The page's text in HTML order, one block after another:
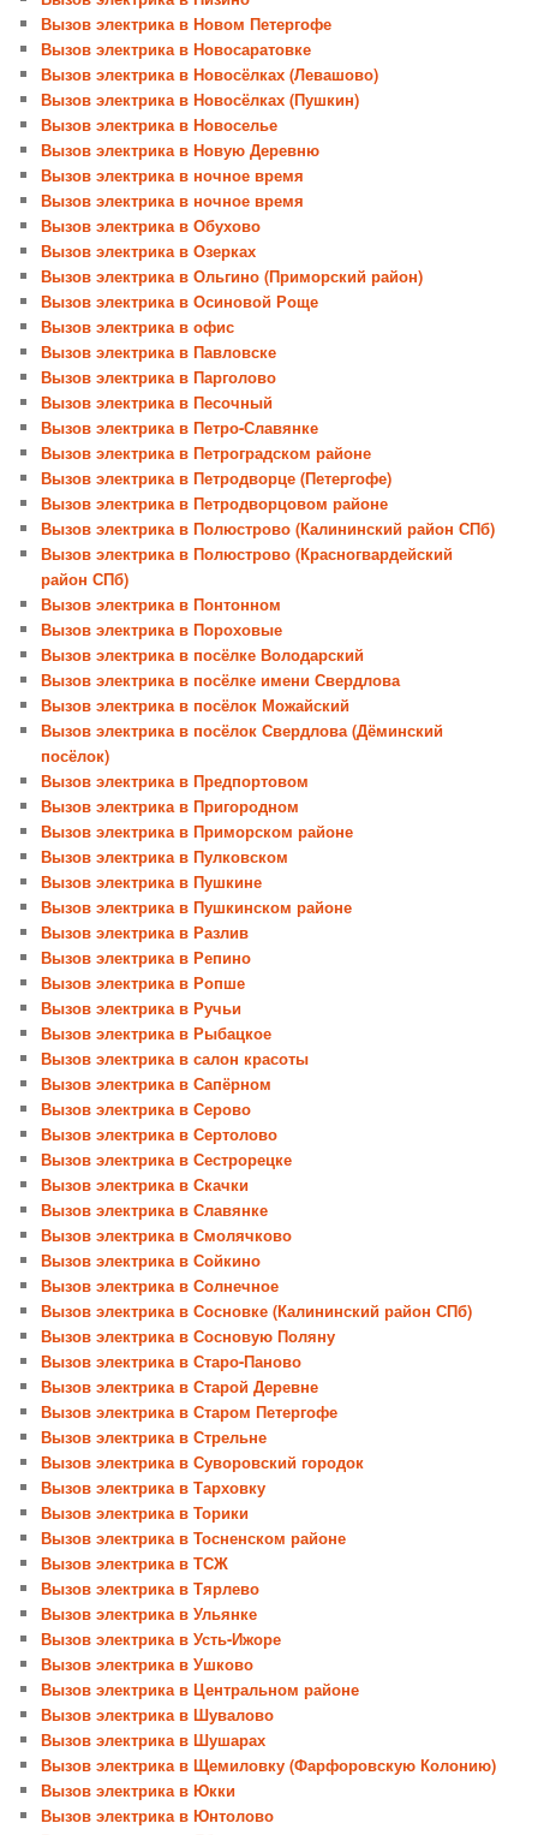
Вызов электрика в Новом Петергофе
Вызов электрика в Новосаратовке
Вызов электрика в Новосёлках (Левашово)
Вызов электрика в Новосёлках (Пушкин)
Вызов электрика в Новоселье
Вызов электрика в Новую Деревню
Вызов электрика в ночное время
Вызов электрика в ночное время
Вызов электрика в Обухово
Вызов электрика в Озерках
Вызов электрика в Ольгино (Приморский район)
Вызов электрика в Осиновой Роще
Вызов электрика в офис
Вызов электрика в Павловске
Вызов электрика в Парголово
Вызов электрика в Песочный
Вызов электрика в Петро-Славянке
Вызов электрика в Петроградском районе
Вызов электрика в Петродворце (Петергофе)
Вызов электрика в Петродворцовом районе
Вызов электрика в Полюстрово (Калининский район СПб)
Вызов электрика в Полюстрово (Красногвардейский
район СПб)
Вызов электрика в Понтонном
Вызов электрика в Пороховые
Вызов электрика в посёлке Володарский
Вызов электрика в посёлке имени Свердлова
Вызов электрика в посёлок Можайский
Вызов электрика в посёлок Свердлова (Дёминский
посёлок)
Вызов электрика в Предпортовом
Вызов электрика в Пригородном
Вызов электрика в Приморском районе
Вызов электрика в Пулковском
Вызов электрика в Пушкине
Вызов электрика в Пушкинском районе
Вызов электрика в Разлив
Вызов электрика в Репино
Вызов электрика в Ропше
Вызов электрика в Ручьи
Вызов электрика в Рыбацкое
Вызов электрика в салон красоты
Вызов электрика в Сапёрном
Вызов электрика в Серово
Вызов электрика в Сертолово
Вызов электрика в Сестрорецке
Вызов электрика в Скачки
Вызов электрика в Славянке
Вызов электрика в Смолячково
Вызов электрика в Сойкино
Вызов электрика в Солнечное
Вызов электрика в Сосновке (Калининский район СПб)
Вызов электрика в Сосновую Поляну
Вызов электрика в Старо-Паново
Вызов электрика в Старой Деревне
Вызов электрика в Старом Петергофе
Вызов электрика в Стрельне
Вызов электрика в Суворовский городок
Вызов электрика в Тарховку
Вызов электрика в Торики
Вызов электрика в Тосненском районе
Вызов электрика в ТСЖ
Вызов электрика в Тярлево
Вызов электрика в Ульянке
Вызов электрика в Усть-Ижоре
Вызов электрика в Ушково
Вызов электрика в Центральном районе
Вызов электрика в Шувалово
Вызов электрика в Шушарах
Вызов электрика в Щемиловку (Фарфоровскую Колонию)
Вызов электрика в Юкки
Вызов электрика в Юнтолово